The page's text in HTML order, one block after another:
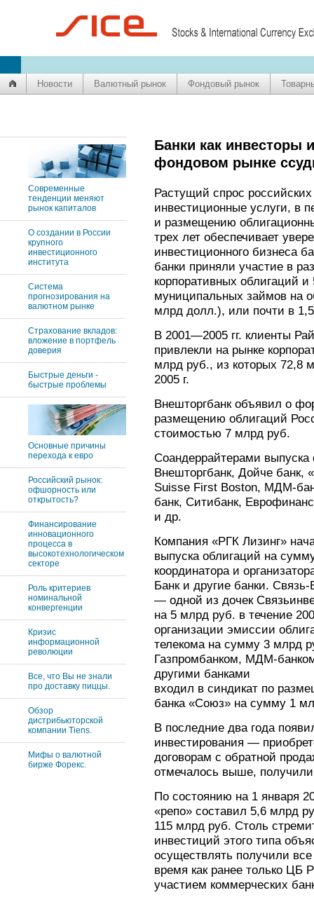
Новости Валютный рынок Фондовый рынок
Современные
тенденции меняют
рынок капиталов
О создании в России
крупного
инвестиционного
института
Система
прогнозирования на
валютном рынке
Страхование вкладов:
вложение в портфель
доверия
Быстрые деньги -
быстрые проблемы
Основные причины
перехода к евро
Российский рынок:
офшорность или
открытость?
Финансирование
инновационного
процесса в
высокотехнологическом
секторе
Роль критериев
номинальной
конвергенции
Кризис
информационной
революции
Все, что Вы не знали
про доставку пиццы.
Обзор
дистрибьюторской
компании Tiens.
Мифы о валютной
бирже Форекс.
Банки как инвесторы
фондовом рынке
Растущий спрос
инвестиционные услуги, в
и размещению
трех лет обеспечивает
инвестиционного бизнеса
банки приняли участие в
корпоративных облигаций
муниципальных займов на
млрд долл.), или почти в
В 2001—2005 гг. клиенты
привлекли на рынке
млрд руб., из которых 72,8
2005 г.
Внешторгбанк объявил о
размещению облигаций
стоимостью 7 млрд руб.
Соандеррайтерами выпуска
Внешторгбанк, Дойче банк,
Suisse First Boston, МДМ-
банк, Ситибанк,
и др.
Компания «РГК Лизинг»
выпуска облигаций на
координатора и
Банк и другие банки.
— одной из дочек
на 5 млрд руб. в течение
организации эмиссии
телекома на сумму 3 млрд
Газпромбанком, МДМ-
другими банками
входил в синдикат по
банка «Союз» на сумму 1
В последние два года
инвестирования —
договорам с обратной
отмечалось выше,
По состоянию на 1 января
«репо» составил 5,6 млрд
115 млрд руб. Столь
инвестиций этого типа
осуществлять получили
время как ранее только ЦБ
участием коммерческих